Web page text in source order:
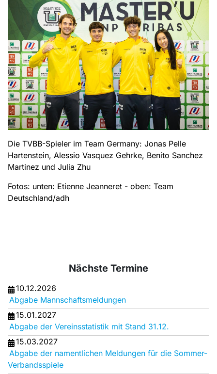
Die TVBB-Spieler im Team Germany: Jonas Pelle
Hartenstein, Alessio Vasquez Gehrke, Benito Sanchez
Martinez und Julia Zhu
Fotos: unten: Etienne Jeanneret - oben: Team
Deutschland/adh
Nächste Termine
10.12.2026
Abgabe Mannschaftsmeldungen
15.01.2027
Abgabe der Vereinsstatistik mit Stand 31.12.
15.03.2027
Abgabe der namentlichen Meldungen für die Sommer-
Verbandsspiele